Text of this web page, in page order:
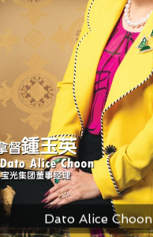
Dato Alice Choon